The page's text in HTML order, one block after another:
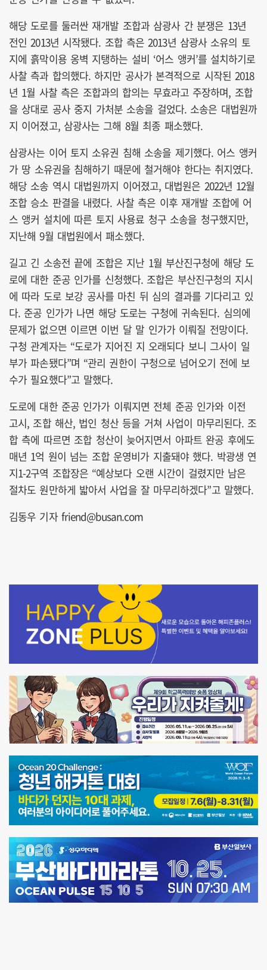
해당 도로를 둘러싼 재개발 조합과 삼광사 간 분쟁은 13년
전인 2013년 시작됐다. 조합 측은 2013년 삼광사 소유의 토
지에 흙막이용 옹벽 지탱하는 설비 ‘어스 앵커’를 설치하기로
사찰 측과 합의했다. 하지만 공사가 본격적으로 시작된 2018
년 1월 사찰 측은 조합과의 합의는 무효라고 주장하며, 조합
을 상대로 공사 중지 가처분 소송을 걸었다. 소송은 대법원까
지 이어졌고, 삼광사는 그해 8월 최종 패소했다.
삼광사는 이어 토지 소유권 침해 소송을 제기했다. 어스 앵커
가 땅 소유권을 침해하기 때문에 철거해야 한다는 취지였다.
해당 소송 역시 대법원까지 이어졌고, 대법원은 2022년 12월
조합 승소 판결을 내렸다. 사찰 측은 이후 재개발 조합에 어
스 앵커 설치에 따른 토지 사용료 청구 소송을 청구했지만,
지난해 9월 대법원에서 패소했다.
길고 긴 소송전 끝에 조합은 지난 1월 부산진구청에 해당 도
로에 대한 준공 인가를 신청했다. 조합은 부산진구청의 지시
에 따라 도로 보강 공사를 마친 뒤 심의 결과를 기다리고 있
다. 준공 인가가 나면 해당 도로는 구청에 귀속된다. 심의에
문제가 없으면 이르면 이번 달 말 인가가 이뤄질 전망이다.
구청 관계자는 “도로가 지어진 지 오래되다 보니 그사이 일
부가 파손됐다”며 “관리 권한이 구청으로 넘어오기 전에 보
수가 필요했다”고 말했다.
도로에 대한 준공 인가가 이뤄지면 전체 준공 인가와 이전
고시, 조합 해산, 법인 청산 등을 거쳐 사업이 마무리된다. 조
합 측에 따르면 조합 청산이 늦어지면서 아파트 완공 후에도
매년 1억 원이 넘는 조합 운영비가 지출돼야 했다. 박광생 연
지1-2구역 조합장은 “예상보다 오랜 시간이 걸렸지만 남은
절차도 원만하게 밟아서 사업을 잘 마무리하겠다”고 말했다.
김동우 기자 friend@busan.com